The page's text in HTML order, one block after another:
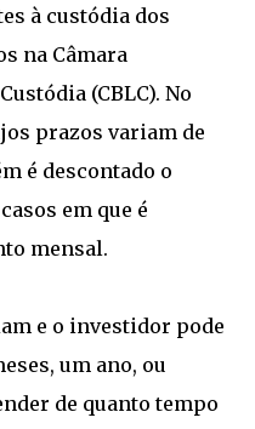
à custódia dos
na Câmara
(CBLC). No
prazos variam de
é descontado o
em que é
mensal.
e o investidor pode
um ano, ou
de quanto tempo